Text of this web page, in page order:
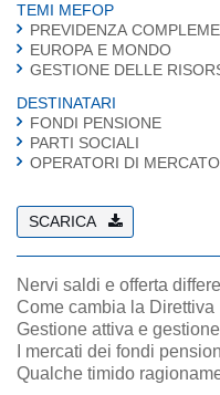
TEMI MEFOP
PREVIDENZA
EUROPA E MONDO
GESTIONE DELLE
DESTINATARI
FONDI PENSIONE
PARTI SOCIALI
OPERATORI DI MERCATO
SCARICA
Nervi saldi e offerta
Come cambia la Direttiva
Gestione attiva e
I mercati dei fondi
Qualche timido